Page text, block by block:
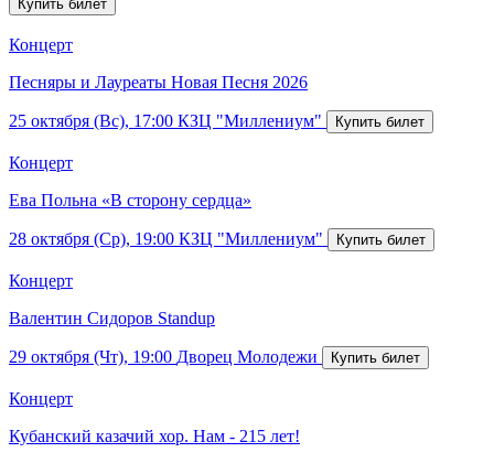
Концерт
Песняры и Лауреаты Новая Песня 2026
25 октября (Вс), 17:00 КЗЦ "Миллениум"
Концерт
Ева Польна «В сторону сердца»
28 октября (Ср), 19:00 КЗЦ "Миллениум"
Концерт
Валентин Сидоров Standup
29 октября (Чт), 19:00 Дворец Молодежи
Концерт
Кубанский казачий хор. Нам - 215 лет!